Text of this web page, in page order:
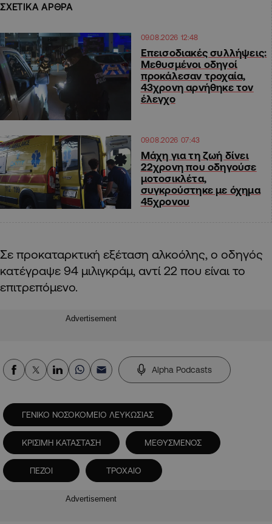
ΣΧΕΤΙΚΑ ΑΡΘΡΑ
09.08.2026 12:48
Επεισοδιακές συλλήψεις:
Μεθυσμένοι οδηγοί
προκάλεσαν τροχαία,
43χρονη αρνήθηκε τον
έλεγχο
09.08.2026 07:43
Μάχη για τη ζωή δίνει
22χρονη που οδηγούσε
μοτοσικλέτα,
συγκρούστηκε με όχημα
45χρονου
Σε προκαταρκτική εξέταση αλκοόλης, ο οδηγός
κατέγραψε 94 μιλιγκράμ, αντί 22 που είναι το
επιτρεπόμενο.
Advertisement
Alpha Podcasts
ΓΕΝΙΚΟ ΝΟΣΟΚΟΜΕΙΟ ΛΕΥΚΩΣΙΑΣ
ΚΡΙΣΙΜΗ ΚΑΤΑΣΤΑΣΗ ΜΕΘΥΣΜΕΝΟΣ
ΠΕΖΟΙ ΤΡΟΧΑΙΟ
Advertisement